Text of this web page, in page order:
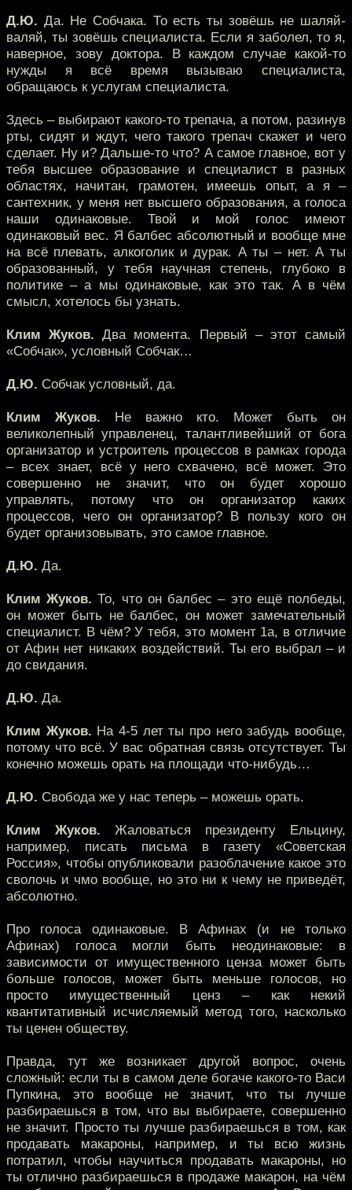
Д.Ю. Да. Не Собчака. То есть ты зовёшь не шаляй-
валяй, ты зовёшь специалиста. Если я заболел, то я,
наверное, зову доктора. В каждом случае какой-то
нужды я всё время вызываю специалиста,
обращаюсь к услугам специалиста.
Здесь – выбирают какого-то трепача, а потом, разинув
рты, сидят и ждут, чего такого трепач скажет и чего
сделает. Ну и? Дальше-то что? А самое главное, вот у
тебя высшее образование и специалист в разных
областях, начитан, грамотен, имеешь опыт, а я –
сантехник, у меня нет высшего образования, а голоса
наши одинаковые. Твой и мой голос имеют
одинаковый вес. Я балбес абсолютный и вообще мне
на всё плевать, алкоголик и дурак. А ты – нет. А ты
образованный, у тебя научная степень, глубоко в
политике – а мы одинаковые, как это так. А в чём
смысл, хотелось бы узнать.
Клим Жуков. Два момента. Первый – этот самый
«Собчак», условный Собчак…
Д.Ю. Собчак условный, да.
Клим Жуков. Не важно кто. Может быть он
великолепный управленец, талантливейший от бога
организатор и устроитель процессов в рамках города
– всех знает, всё у него схвачено, всё может. Это
совершенно не значит, что он будет хорошо
управлять, потому что он организатор каких
процессов, чего он организатор? В пользу кого он
будет организовывать, это самое главное.
Д.Ю. Да.
Клим Жуков. То, что он балбес – это ещё полбеды,
он может быть не балбес, он может замечательный
специалист. В чём? У тебя, это момент 1а, в отличие
от Афин нет никаких воздействий. Ты его выбрал – и
до свидания.
Д.Ю. Да.
Клим Жуков. На 4-5 лет ты про него забудь вообще,
потому что всё. У вас обратная связь отсутствует. Ты
конечно можешь орать на площади что-нибудь…
Д.Ю. Свобода же у нас теперь – можешь орать.
Клим Жуков. Жаловаться президенту Ельцину,
например, писать письма в газету «Советская
Россия», чтобы опубликовали разоблачение какое это
сволочь и чмо вообще, но это ни к чему не приведёт,
абсолютно.
Про голоса одинаковые. В Афинах (и не только
Афинах) голоса могли быть неодинаковые: в
зависимости от имущественного ценза может быть
больше голосов, может быть меньше голосов, но
просто имущественный ценз – как некий
квантитативный исчисляемый метод того, насколько
ты ценен обществу.
Правда, тут же возникает другой вопрос, очень
сложный: если ты в самом деле богаче какого-то Васи
Пупкина, это вообще не значит, что ты лучше
разбираешься в том, что вы выбираете, совершенно
не значит. Просто ты лучше разбираешься в том, как
продавать макароны, например, и ты всю жизнь
потратил, чтобы научиться продавать макароны, но
ты отлично разбираешься в продаже макарон, на чём